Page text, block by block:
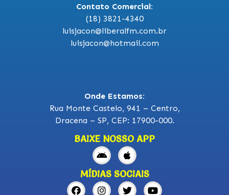
Contato Comercial:
(18) 3821-4340
luisjacon@liberalfm.com.br
luisjacon@hotmail.com
Onde Estamos:
Rua Monte Castelo, 941 – Centro,
Dracena – SP, CEP: 17900-000.
BAIXE NOSSO APP
MÍDIAS SOCIAIS